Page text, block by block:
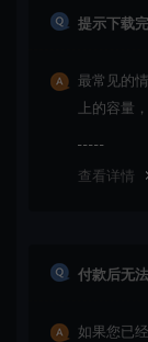
提示下载
最常见的
上的容量
查看详情
付款后无
如果您已